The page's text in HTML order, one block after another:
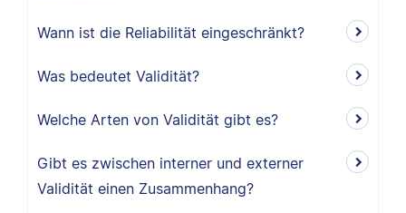
Wann ist die Reliabilität eingeschränkt?
Was bedeutet Validität?
Welche Arten von Validität gibt es?
Gibt es zwischen interner und externer
Validität einen Zusammenhang?